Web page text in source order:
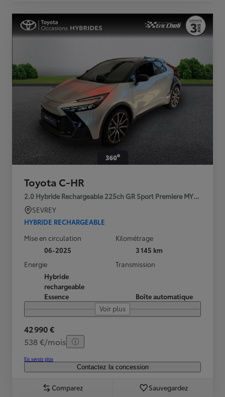
Toyota C-HR
2.0 Hybride Rechargeable 225ch GR Sport Premiere MY25
SEVREY
HYBRIDE RECHARGEABLE
Mise en circulation
06-2025
Kilométrage
3 145 km
Energie
Hybride
rechargeable
Essence
Transmission
Boîte automatique
Voir plus
42 990 €
538 €/mois
En savoir plus
Contactez la concession
Comparez Sauvegardez